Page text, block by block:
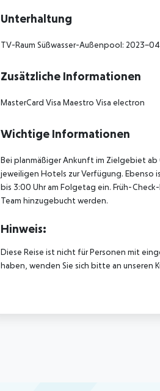
Unterhaltung
TV-Raum Süßwasser-Außenpool: 2023-
Zusätzliche Informationen
MasterCard Visa Maestro Visa electron
Wichtige Informationen
Bei planmäßiger Ankunft im Zielgebiet
jeweiligen Hotels zur Verfügung. Ebenso
bis 3:00 Uhr am Folgetag ein. Früh-
Team hinzugebucht werden.
Hinweis:
Diese Reise ist nicht für Personen mit
haben, wenden Sie sich bitte an unseren